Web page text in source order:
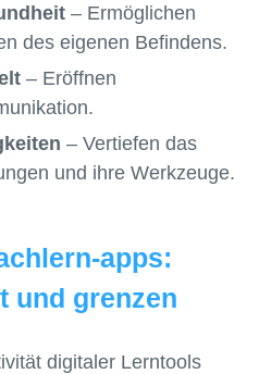
– Ermöglichen
des eigenen Befindens.
– Eröffnen
– Vertiefen das
und ihre Werkzeuge.
apps:
und grenzen
digitaler Lerntools